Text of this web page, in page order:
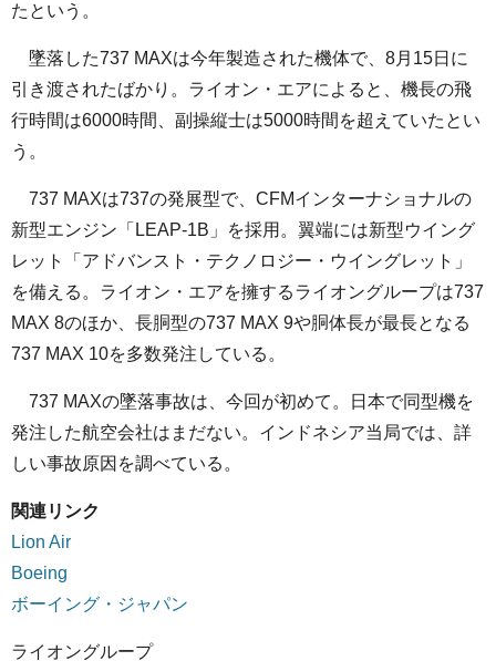
たという。
墜落した737 MAXは今年製造された機体で、8月15日に
引き渡されたばかり。ライオン・エアによると、機長の飛
行時間は6000時間、副操縦士は5000時間を超えていたとい
う。
737 MAXは737の発展型で、CFMインターナショナルの
新型エンジン「LEAP-1B」を採用。翼端には新型ウイング
レット「アドバンスト・テクノロジー・ウイングレット」
を備える。ライオン・エアを擁するライオングループは737
MAX 8のほか、長胴型の737 MAX 9や胴体長が最長となる
737 MAX 10を多数発注している。
737 MAXの墜落事故は、今回が初めて。日本で同型機を
発注した航空会社はまだない。インドネシア当局では、詳
しい事故原因を調べている。
関連リンク
Lion Air
Boeing
ボーイング・ジャパン
ライオングループ